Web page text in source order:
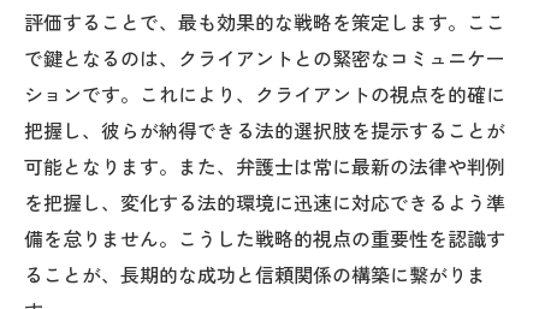
評価することで、最も効果的な戦略を策定します。ここ
で鍵となるのは、クライアントとの緊密なコミュニケー
ションです。これにより、クライアントの視点を的確に
把握し、彼らが納得できる法的選択肢を提示することが
可能となります。また、弁護士は常に最新の法律や判例
を把握し、変化する法的環境に迅速に対応できるよう準
備を怠りません。こうした戦略的視点の重要性を認識す
ることが、長期的な成功と信頼関係の構築に繋がりま